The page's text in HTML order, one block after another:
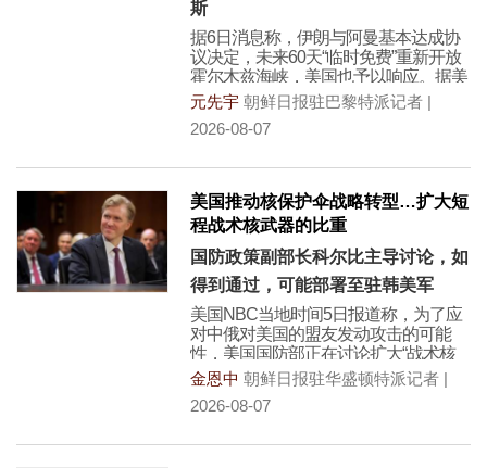
斯
据6日消息称，伊朗与阿曼基本达成协
议决定，未来60天“临时免费”重新开放
霍尔木兹海峡，美国也予以响应。据美
国《华尔街日报
元先宇 朝鲜日报驻巴黎特派记者 |
2026-08-07
美国推动核保护伞战略转型…扩大短
程战术核武器的比重
国防政策副部长科尔比主导讨论，如
得到通过，可能部署至驻韩美军
美国NBC当地时间5日报道称，为了应
对中俄对美国的盟友发动攻击的可能
性，美国国防部正在讨论扩大“战术核
武器”作用的新的核
金恩中 朝鲜日报驻华盛顿特派记者 |
2026-08-07